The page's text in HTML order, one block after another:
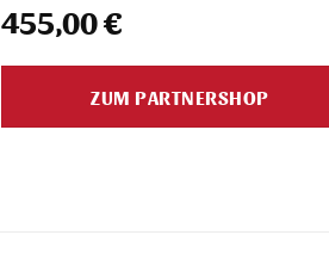
455,00€
ZUM PARTNERSHOP